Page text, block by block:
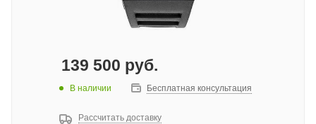
139 500 руб.
В наличии Бесплатная консультация
Рассчитать доставку